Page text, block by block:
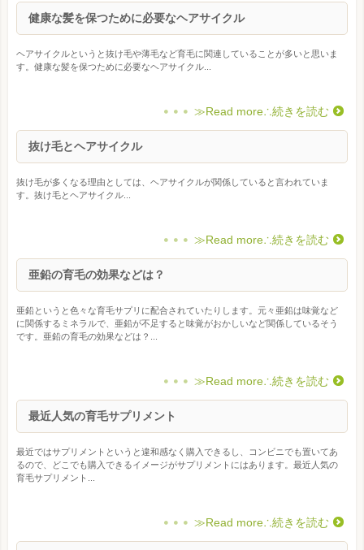
健康な髪を保つために必要なヘアサイクル
ヘアサイクルというと抜け毛や薄毛など育毛に関連していることが多いと思いま
す。健康な髪を保つために必要なヘアサイクル...
≫Read more∴続きを読む
抜け毛とヘアサイクル
抜け毛が多くなる理由としては、ヘアサイクルが関係していると言われていま
す。抜け毛とヘアサイクル...
≫Read more∴続きを読む
亜鉛の育毛の効果などは？
亜鉛というと色々な育毛サプリに配合されていたりします。元々亜鉛は味覚など
に関係するミネラルで、亜鉛が不足すると味覚がおかしいなど関係しているそう
です。亜鉛の育毛の効果などは？...
≫Read more∴続きを読む
最近人気の育毛サプリメント
最近ではサプリメントというと違和感なく購入できるし、コンビニでも置いてあ
るので、どこでも購入できるイメージがサプリメントにはあります。最近人気の
育毛サプリメント...
≫Read more∴続きを読む